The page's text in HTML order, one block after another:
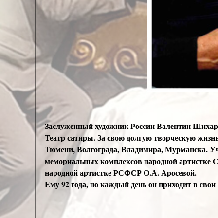
Заслуженный художник России Валентин
Театр сатиры. За свою долгую творческую
Тюмени, Волгограда, Владимира, Мурманска.
мемориальных комплексов народной
народной артистке РСФСР О.А. Аросевой.
Ему 92 года, но каждый день он приходит в